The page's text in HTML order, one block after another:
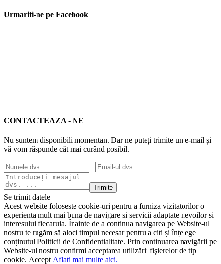
Urmariti-ne pe Facebook
CONTACTEAZA - NE
Nu suntem disponibili momentan. Dar ne puteți trimite un e-mail și
vă vom răspunde cât mai curând posibil.
Trimite
Se trimit datele
Acest website foloseste cookie-uri pentru a furniza vizitatorilor o
experienta mult mai buna de navigare si servicii adaptate nevoilor si
interesului fiecaruia. Înainte de a continua navigarea pe Website-ul
nostru te rugăm să aloci timpul necesar pentru a citi și înțelege
conținutul Politicii de Confidentialitate. Prin continuarea navigării pe
Website-ul nostru confirmi acceptarea utilizării fişierelor de tip
cookie. Accept Aflati mai multe aici.